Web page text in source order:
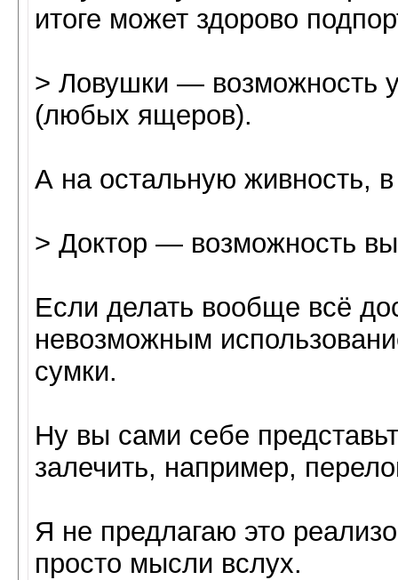
итоге может здорово
> Ловушки — возможность
(любых ящеров).
А на остальную живность,
> Доктор — возможность
Если делать вообще всё
невозможным
сумки.
Ну вы сами себе
залечить, например,
Я не предлагаю это
просто мысли вслух.